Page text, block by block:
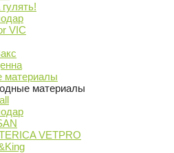
VIC
материалы
материалы
VETPRO